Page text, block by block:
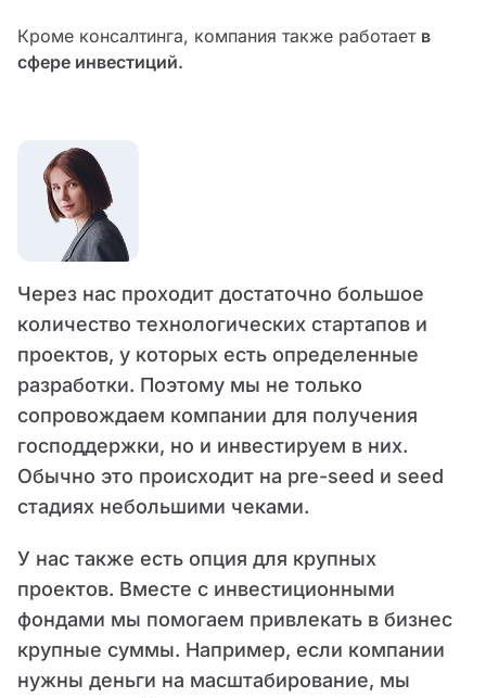
Кроме консалтинга, компания также работает в
сфере инвестиций.
Через нас проходит достаточно большое
количество технологических стартапов и
проектов, у которых есть определенные
разработки. Поэтому мы не только
сопровождаем компании для получения
господдержки, но и инвестируем в них.
Обычно это происходит на pre-seed и seed
стадиях небольшими чеками.
У нас также есть опция для крупных
проектов. Вместе с инвестиционными
фондами мы помогаем привлекать в бизнес
крупные суммы. Например, если компании
нужны деньги на масштабирование, мы